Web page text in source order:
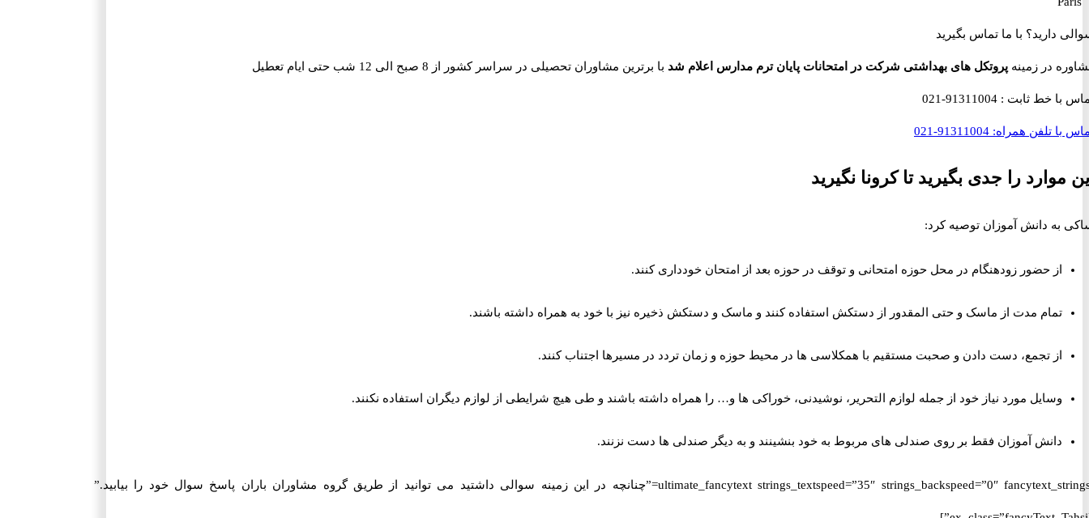
دارید؟ با ما تماس بگیرید
در زمینه پروتکل های بهداشتی شرکت در امتحانات پایان ترم مدارس اعلام شد با برترین مشاوران تحصیلی در سراسر کشور از 8 صبح الی 12 شب حتی ایام تعطیل
با خط ثابت : 91311004-021
با تلفن همراه: 91311004-021
موارد را جدی بگیرید تا کرونا نگیرید
به دانش آموزان توصیه کرد:
از حضور زودهنگام در محل حوزه امتحانی و توقف در حوزه بعد از امتحان خودداری کنند.
تمام مدت از ماسک و حتی المقدور از دستکش استفاده کنند و ماسک و دستکش ذخیره نیز با خود به همراه داشته باشند.
از تجمع، دست دادن و صحبت مستقیم با همکلاسی ها در محیط حوزه و زمان تردد در مسیرها اجتناب کنند.
وسایل مورد نیاز خود از جمله لوازم التحریر، نوشیدنی، خوراکی ها و… را همراه داشته باشند و طی هیچ شرایطی از لوازم دیگران استفاده نکنند.
دانش آموزان فقط بر روی صندلی های مربوط به خود بنشینند و به دیگر صندلی ها دست نزنند.
[ultimate_fancytext strings_textspeed=”35″ strings_backspeed=”0″ fancytext_strings=”چنانچه در این زمینه سوالی داشتید می توانید از طریق گروه مشاوران باران پاسخ سوال خود را بیابید.”